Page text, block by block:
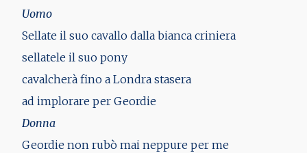
Uomo
Sellate il suo cavallo dalla bianca criniera
sellatele il suo pony
cavalcherà fino a Londra stasera
ad implorare per Geordie
Donna
Geordie non rubò mai neppure per me